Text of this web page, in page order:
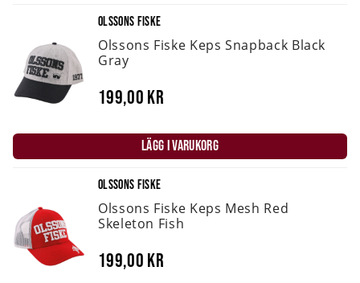
OLSSONS FISKE
Olssons Fiske Keps Snapback Black
Gray
199,00 kr
LÄGG I VARUKORG
OLSSONS FISKE
Olssons Fiske Keps Mesh Red
Skeleton Fish
199,00 kr